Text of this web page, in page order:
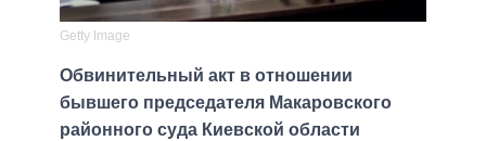
Getty Image
Обвинительный акт в отношении
бывшего председателя Макаровского
районного суда Киевской области